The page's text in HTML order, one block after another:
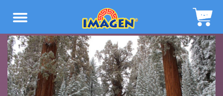
Navegación